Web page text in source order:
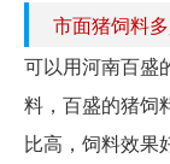
市面猪饲料
可以用河南百盛
料，百盛的猪饲
比高，饲料效果